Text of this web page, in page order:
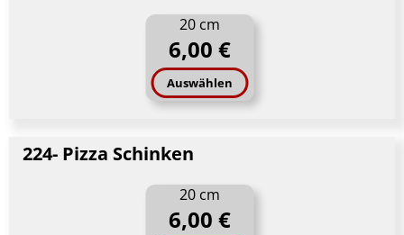
20 cm
6,00 €
Auswählen
224- Pizza Schinken
20 cm
6,00 €